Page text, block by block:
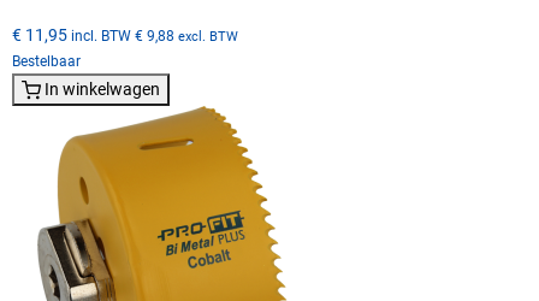
€ 11,95 incl. BTW € 9,88 excl. BTW
Bestelbaar
In winkelwagen